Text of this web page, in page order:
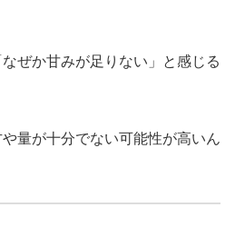
ぜか甘みが足りない」と感じる
量が十分でない可能性が高いん